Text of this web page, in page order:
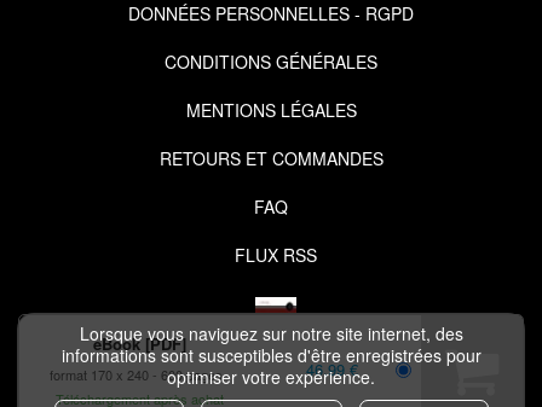
Lorsque vous naviguez sur notre site internet, des
informations sont susceptibles d'être enregistrées pour
optimiser votre expérience.
eBook [PDF]
format 170 x 240
600 pages
Téléchargement après achat
46,99 €
DONNÉES PERSONNELLES - RGPD
CONDITIONS GÉNÉRALES
MENTIONS LÉGALES
RETOURS ET COMMANDES
FAQ
FLUX RSS
COPYRIGHT © 2026 IZIBOOK.EYROLLES.COM ET NUXOS PUBLISHING